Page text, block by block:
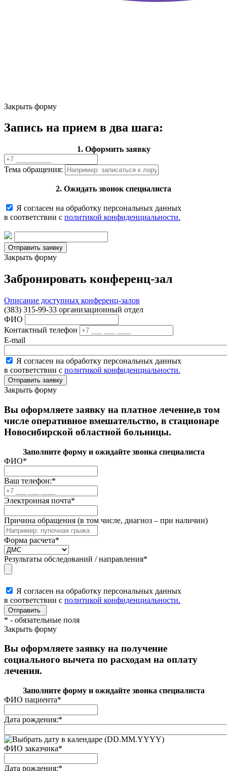
Закрыть форму
Запись на прием в два шага:
1. Оформить заявку
Тема обращения:
2. Ожидать звонок специалиста
Я согласен на обработку персональных данных
в соответствии с политикой конфиденциальности.
Закрыть форму
Забронировать конференц-зал
Описание доступных конференц-залов
(383) 315-99-33 организационный отдел
ФИО
Контактный телефон
E-mail
Я согласен на обработку персональных данных
в соответствии с политикой конфиденциальности.
Закрыть форму
Вы оформляете заявку на платное лечение,в том
числе оперативное вмешательство, в стационаре
Новосибирской областной больницы.
Заполните форму и ожидайте звонка специалиста
ФИО*
Ваш телефон:*
Электронная почта*
Причина обращения (в том числе, диагноз – при наличии)
Форма расчета*
Результаты обследований / направления*
Я согласен на обработку персональных данных
в соответствии с политикой конфиденциальности.
* - обязательные поля
Закрыть форму
Вы оформляете заявку на получение
социального вычета по расходам на оплату
лечения.
Заполните форму и ожидайте звонка специалиста
ФИО пациента*
Дата рождения:*
(DD.MM.YYYY)
ФИО заказчика*
Дата рождения:*